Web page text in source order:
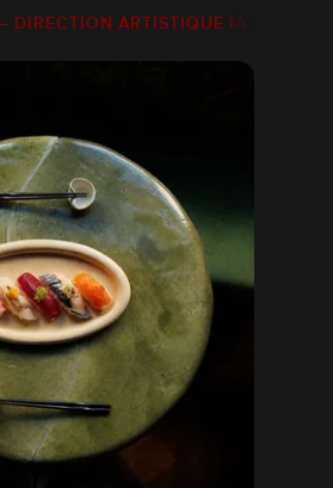
DIRECTION ARTISTIQUE IA